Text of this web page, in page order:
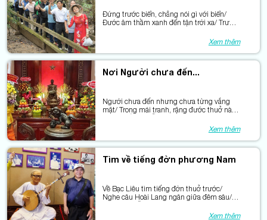
Đứng trước biển, chẳng nói gì với biển/
Đước âm thầm xanh đến tận trời xa/ Trước
miền đang vươn phía Trường Sa…Xem thêm
Nơi Người chưa đến...
Người chưa đến nhưng chưa từng vắng
mặt/ Trong mái tranh, rặng đước thuở nào/
Xem thêm
Tìm về tiếng đờn phương Nam
Về Bạc Liêu tìm tiếng đờn thuở trước/
Nghe câu Hoài Lang ngân giữa đêm sâu/
trăm năm nối tiếp những nhịp cầu.Xem thêm